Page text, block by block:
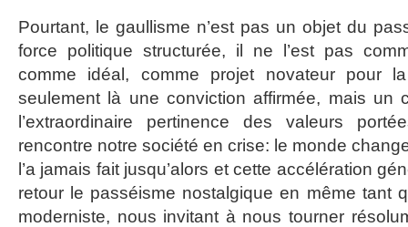
Pourtant, le gaullisme n’est pas un objet du
force politique structurée, il ne l’est pas
comme idéal, comme projet novateur pour
seulement là une conviction affirmée, mais un
l’extraordinaire pertinence des valeurs
rencontre notre société en crise: le monde
l’a jamais fait jusqu’alors et cette accélération
retour le passéisme nostalgique en même tant
moderniste, nous invitant à nous tourner